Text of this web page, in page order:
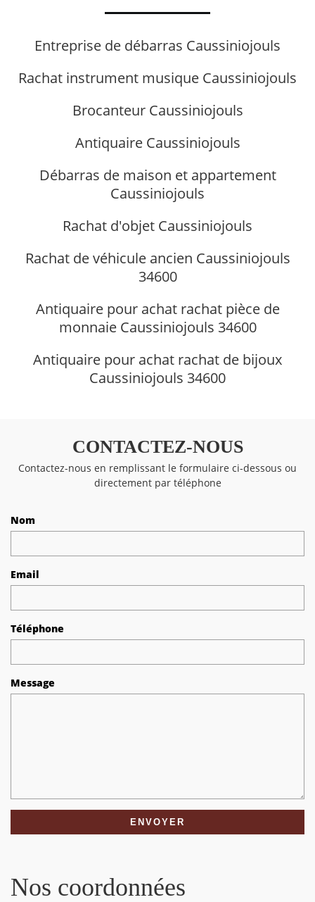
Entreprise de débarras Caussiniojouls
Rachat instrument musique Caussiniojouls
Brocanteur Caussiniojouls
Antiquaire Caussiniojouls
Débarras de maison et appartement
Caussiniojouls
Rachat d'objet Caussiniojouls
Rachat de véhicule ancien Caussiniojouls
34600
Antiquaire pour achat rachat pièce de
monnaie Caussiniojouls 34600
Antiquaire pour achat rachat de bijoux
Caussiniojouls 34600
CONTACTEZ-NOUS
Contactez-nous en remplissant le formulaire ci-dessous ou
directement par téléphone
Nom
Email
Téléphone
Message
Nos coordonnées